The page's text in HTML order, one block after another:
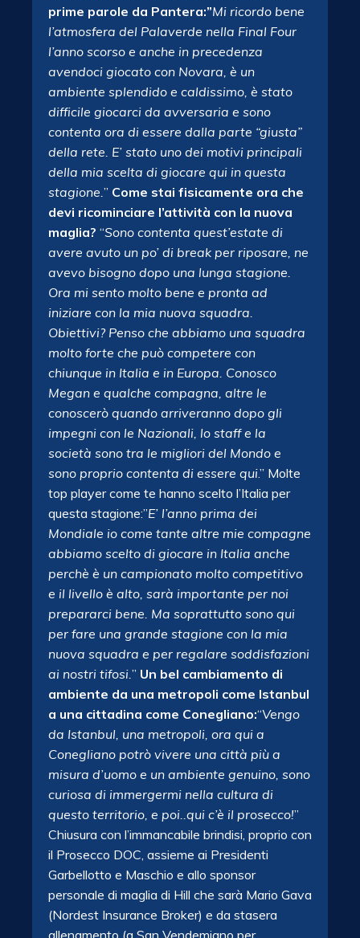
prime parole da Pantera:”Mi ricordo bene
l’atmosfera del Palaverde nella Final Four
l’anno scorso e anche in precedenza
avendoci giocato con Novara, è un
ambiente splendido e caldissimo, è stato
difficile giocarci da avversaria e sono
contenta ora di essere dalla parte “giusta”
della rete. E’ stato uno dei motivi principali
della mia scelta di giocare qui in questa
stagione.” Come stai fisicamente ora che
devi ricominciare l’attività con la nuova
maglia? “Sono contenta quest’estate di
avere avuto un po’ di break per riposare, ne
avevo bisogno dopo una lunga stagione.
Ora mi sento molto bene e pronta ad
iniziare con la mia nuova squadra.
Obiettivi? Penso che abbiamo una squadra
molto forte che può competere con
chiunque in Italia e in Europa. Conosco
Megan e qualche compagna, altre le
conoscerò quando arriveranno dopo gli
impegni con le Nazionali, lo staff e la
società sono tra le migliori del Mondo e
sono proprio contenta di essere qui.” Molte
top player come te hanno scelto l’Italia per
questa stagione:”E’ l’anno prima dei
Mondiale io come tante altre mie compagne
abbiamo scelto di giocare in Italia anche
perchè è un campionato molto competitivo
e il livello è alto, sarà importante per noi
prepararci bene. Ma soprattutto sono qui
per fare una grande stagione con la mia
nuova squadra e per regalare soddisfazioni
ai nostri tifosi.” Un bel cambiamento di
ambiente da una metropoli come Istanbul
a una cittadina come Conegliano:“Vengo
da Istanbul, una metropoli, ora qui a
Conegliano potrò vivere una città più a
misura d’uomo e un ambiente genuino, sono
curiosa di immergermi nella cultura di
questo territorio, e poi..qui c’è il prosecco!”
Chiusura con l’immancabile brindisi, proprio con
il Prosecco DOC, assieme ai Presidenti
Garbellotto e Maschio e allo sponsor
personale di maglia di Hill che sarà Mario Gava
(Nordest Insurance Broker) e da stasera
allenamento (a San Vendemiano per